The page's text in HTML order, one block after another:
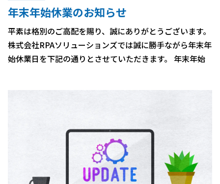
年末年始休業のお知らせ
平素は格別のご高配を賜り、誠にありがとうございます。
株式会社RPAソリューションズでは誠に勝手ながら年末年
始休業日を下記の通りとさせていただきます。 年末年始